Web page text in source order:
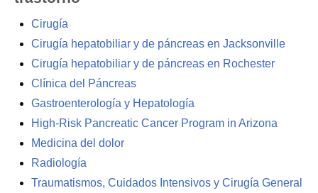
Cirugía
Cirugía hepatobiliar y de páncreas en Jacksonville
Cirugía hepatobiliar y de páncreas en Rochester
Clínica del Páncreas
Gastroenterología y Hepatología
High-Risk Pancreatic Cancer Program in Arizona
Medicina del dolor
Radiología
Traumatismos, Cuidados Intensivos y Cirugía General